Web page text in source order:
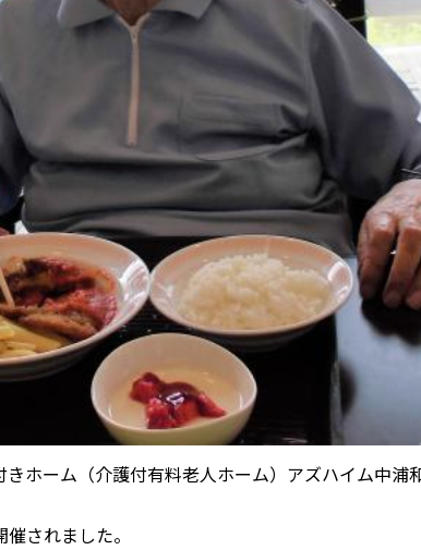
ホーム（介護付有料老人ホーム）アズハイム中浦
されました。